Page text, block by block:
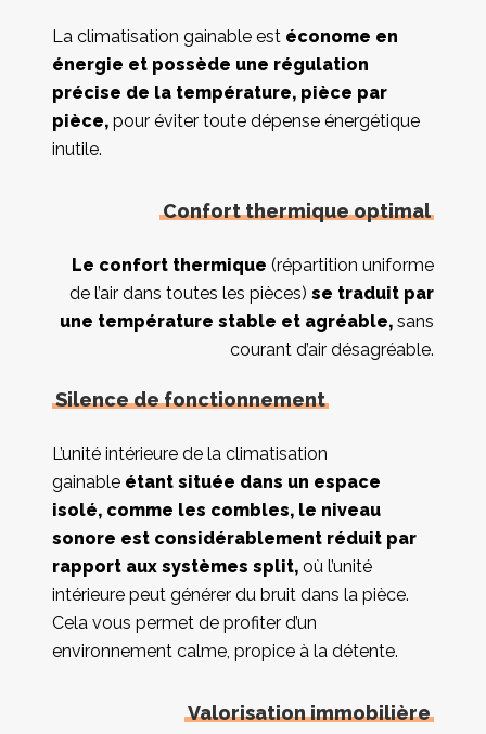
La climatisation gainable est économe en
énergie et possède une régulation
précise de la température, pièce par
pièce, pour éviter toute dépense énergétique
inutile.
Confort thermique optimal
Le confort thermique (répartition uniforme
de l’air dans toutes les pièces) se traduit par
une température stable et agréable, sans
courant d’air désagréable.
Silence de fonctionnement
L’unité intérieure de la climatisation
gainable étant située dans un espace
isolé, comme les combles, le niveau
sonore est considérablement réduit par
rapport aux systèmes split, où l’unité
intérieure peut générer du bruit dans la pièce.
Cela vous permet de profiter d’un
environnement calme, propice à la détente.
Valorisation immobilière